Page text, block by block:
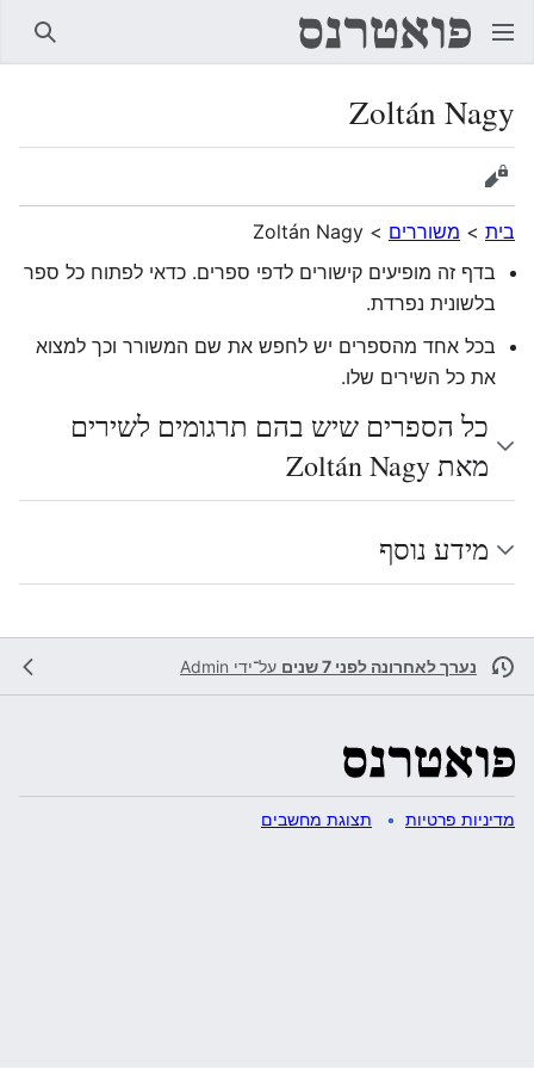
Zoltán Nagy
הצגת מקור
בית > משוררים >
Zoltán Nagy
בדף זה מופיעים קישורים לדפי ספרים. כדאי לפתוח כל ספר
בלשונית נפרדת.
בכל אחד מהספרים יש לחפש את שם המשורר וכך למצוא
את כל השירים שלו.
כל הספרים שיש בהם תרגומים לשירים
מאת Zoltán Nagy
מידע נוסף
נערך לאחרונה לפני 7 שנים על־ידי Admin
מדיניות פרטיות תצוגת מחשבים